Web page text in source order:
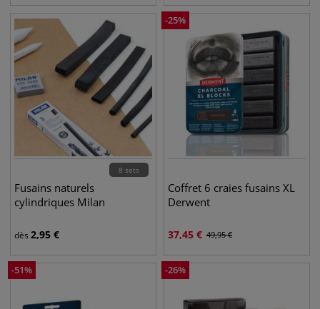
8 sets
Fusains naturels
cylindriques Milan
dès 2,95 €
-25%
Coffret 6 craies fusains XL
Derwent
37,45 € 49,95€
-51% -26%